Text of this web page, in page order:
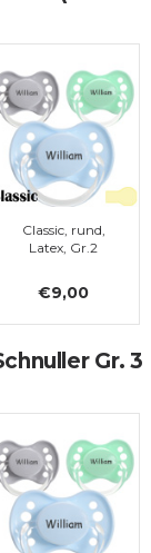
Classic, rund,
Latex, Gr.2
€9,00
Gr. 3